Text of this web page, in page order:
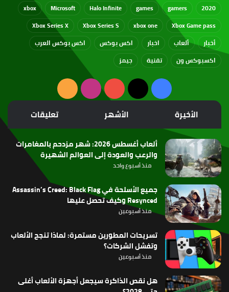
2020
gamers
games
Halo Infinite
Microsoft
xbox
Xbox Game pass
xbox one
Xbox Series S
Xbox Series X
أخبار
ألعاب اخبار اكس بوكس
اكس بوكس العرب
اكسبوكس ون
تقنية جيمز
فيسبوك
‫X
‫YouTubeانستقرامملخص
الموقع
RSS
الأخيرة الأشهر تعليقات
ألعاب أغسطس 2026: شهر مزدحم بالمغامرات
والرعب والعودة إلى العوالم الشهيرة
منذ أسبوع واحد
جميع الأسلحة في Assassin’s Creed: Black Flag
Resynced وكيف تحصل عليها
منذ أسبوعين
تسريحات المطورين مستمرة: لماذا تنجح الألعاب
وتفشل الشركات؟
منذ أسبوعين
هل نقص الذاكرة سيجعل أجهزة الألعاب أغلى